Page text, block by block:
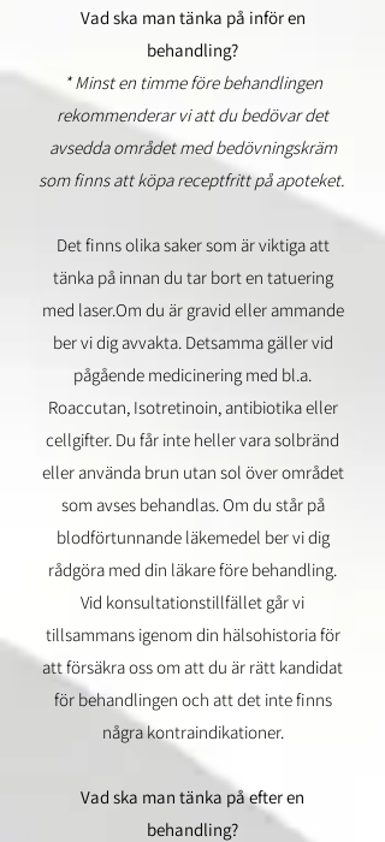
Vad ska man tänka på inför en
behandling?
* Minst en timme före behandlingen
rekommenderar vi att du bedövar det
avsedda området med bedövningskräm
som finns att köpa receptfritt på apoteket.
Det finns olika saker som är viktiga att
tänka på innan du tar bort en tatuering
med laser.​Om du är gravid eller ammande
ber vi dig avvakta. Detsamma gäller vid
pågående medicinering med bl.a.
Roaccutan, Isotretinoin, antibiotika eller
cellgifter. Du får inte heller vara solbränd
eller använda brun utan sol över området
som avses behandlas. Om du står på
blodförtunnande läkemedel ber vi dig
rådgöra med din läkare före behandling.
Vid konsultationstillfället går vi
tillsammans igenom din hälsohistoria för
att försäkra oss om att du är rätt kandidat
för behandlingen och att det inte finns
några kontraindikationer.
Vad ska man tänka på efter en
behandling?